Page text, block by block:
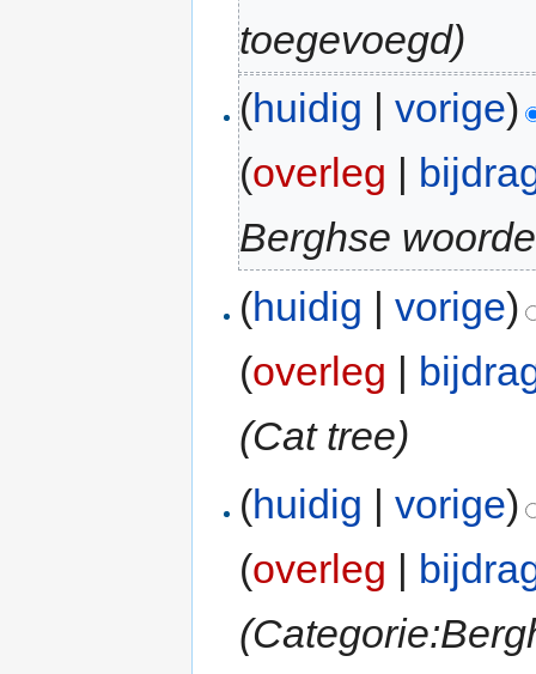
toegevoegd)
(huidig |vorige)
(overleg
Berghse
(huidig |vorige)
(overleg |
(Cat tree)
(huidig |vorige)
(overleg |